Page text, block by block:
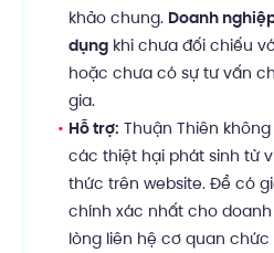
khảo chung. Doanh
dụng khi chưa đối chiếu
hoặc chưa có sự tư vấn
gia.
Hỗ trợ: Thuận Thiên
các thiệt hại phát sinh từ
thức trên website. Để có
chính xác nhất cho
lòng liên hệ cơ quan